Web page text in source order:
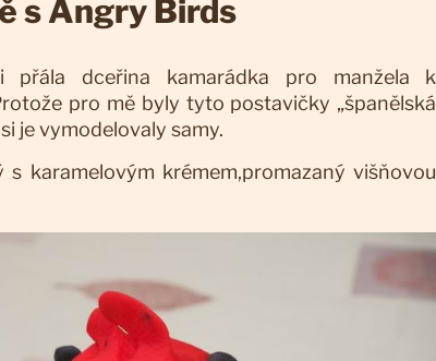
s Angry Birds
dceřina kamarádka pro manžela k
pro mě byly tyto postavičky „španělská
je vymodelovaly samy.
karamelovým krémem,promazaný višňovou